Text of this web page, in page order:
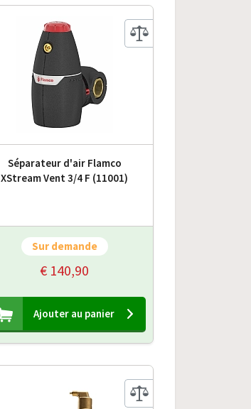
Séparateur d'air Flamco
XStream Vent 3/4 F (11001)
Sur demande
€ 140,90
Ajouter au panier